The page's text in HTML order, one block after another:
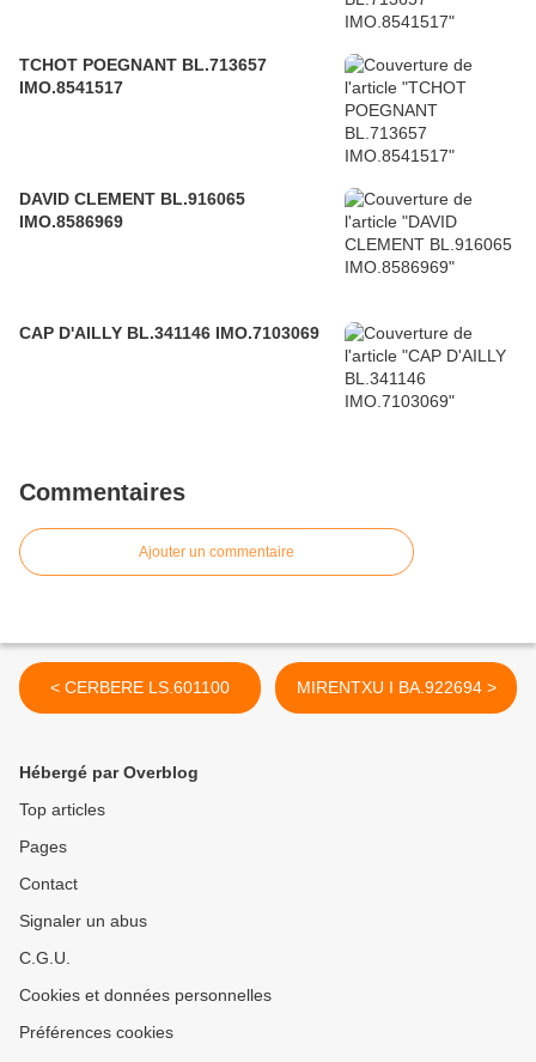
TCHOT POEGNANT BL.713657
IMO.8541517
DAVID CLEMENT BL.916065
IMO.8586969
CAP D'AILLY BL.341146 IMO.7103069
Commentaires
Ajouter un commentaire
< CERBERE LS.601100 MIRENTXU I BA.922694 >
Hébergé par Overblog
Top articles
Pages
Contact
Signaler un abus
C.G.U.
Cookies et données personnelles
Préférences cookies